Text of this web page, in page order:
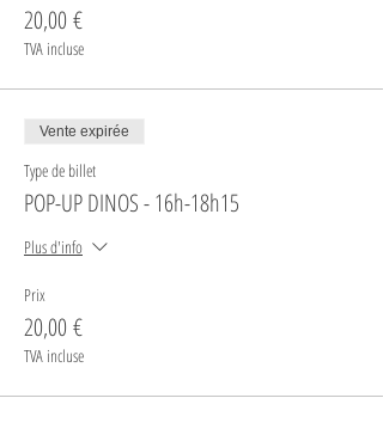
20,00 €
TVA incluse
Vente expirée
Type de billet
POP-UP DINOS - 16h-18h15
Plus d'info
Prix
20,00 €
TVA incluse